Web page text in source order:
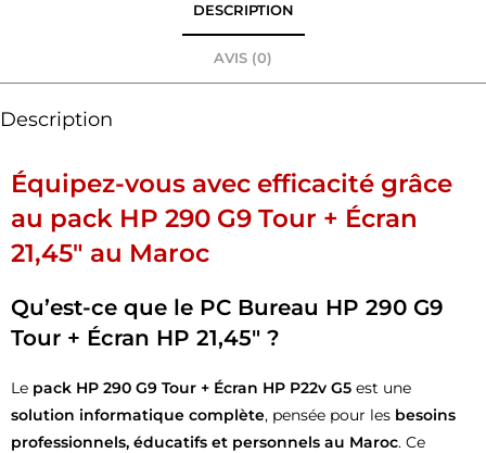
DESCRIPTION
AVIS (0)
Description
Équipez-vous avec efficacité grâce
au pack HP 290 G9 Tour + Écran
21,45″ au Maroc
Qu’est-ce que le PC Bureau HP 290 G9
Tour + Écran HP 21,45″ ?
Le pack HP 290 G9 Tour + Écran HP P22v G5 est une
solution informatique complète, pensée pour les besoins
professionnels, éducatifs et personnels au Maroc. Ce